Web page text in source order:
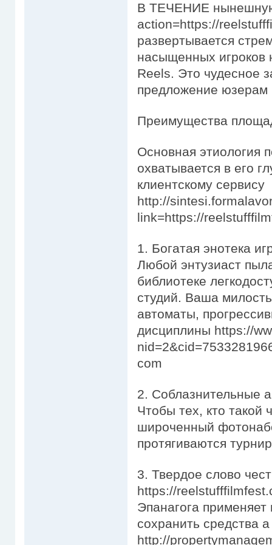
В ТЕЧЕНИЕ
action=https://
развертывается
насыщенных
Reels. Это чудесное
предложение юзерам
Преимущества
Основная этиология
охватывается в его
клиентскому сервису
http://
link=https://
1. Богатая энотека
Любой энтузиаст
библиотеке
студий. Ваша
автоматы,
дисциплины https://
com
2. Соблазнительные
Чтобы тех, кто такой
широченный
протягиваются
3. Твердое слово
https://
Эпанагога
сохранить средства
http://